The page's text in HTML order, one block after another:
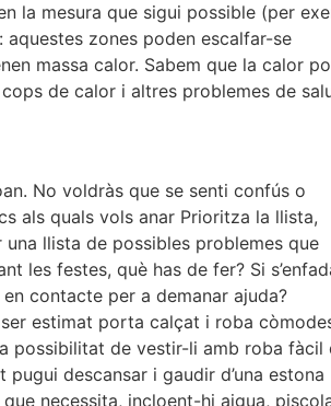
la mesura que sigui possible (per
aquestes zones poden escalfar-se
massa calor. Sabem que la calor
de calor i altres problemes de
No voldràs que se senti confús o
als quals vols anar Prioritza la llista,
llista de possibles problemes que
les festes, què has de fer? Si
contacte per a demanar ajuda?
estimat porta calçat i roba
possibilitat de vestir-li amb roba fàcil
descansar i gaudir d’una estona
necessita, incloent-hi aigua,